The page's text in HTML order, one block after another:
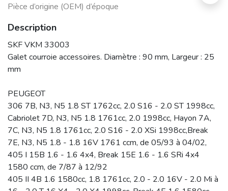
Pièce d’origine (OEM) d’époque
Description
SKF VKM 33003
Galet courroie accessoires. Diamètre : 90 mm, Largeur : 25
mm
PEUGEOT
306 7B, N3, N5 1.8 ST 1762cc, 2.0 S16 - 2.0 ST 1998cc,
Cabriolet 7D, N3, N5 1.8 1761cc, 2.0 1998cc, Hayon 7A,
7C, N3, N5 1.8 1761cc, 2.0 S16 - 2.0 XSi 1998cc,Break
7E, N3, N5 1.8 - 1.8 16V 1761 ccm, de 05/93 à 04/02,
405 I 15B 1.6 - 1.6 4x4, Break 15E 1.6 - 1.6 SRi 4x4
1580 ccm, de 7/87 à 12/92
405 II 4B 1.6 1580cc, 1.8 1761cc, 2.0 - 2.0 16V - 2.0 Mi à